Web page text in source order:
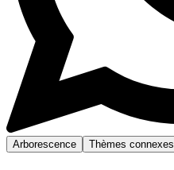
Arborescence Thèmes connexes